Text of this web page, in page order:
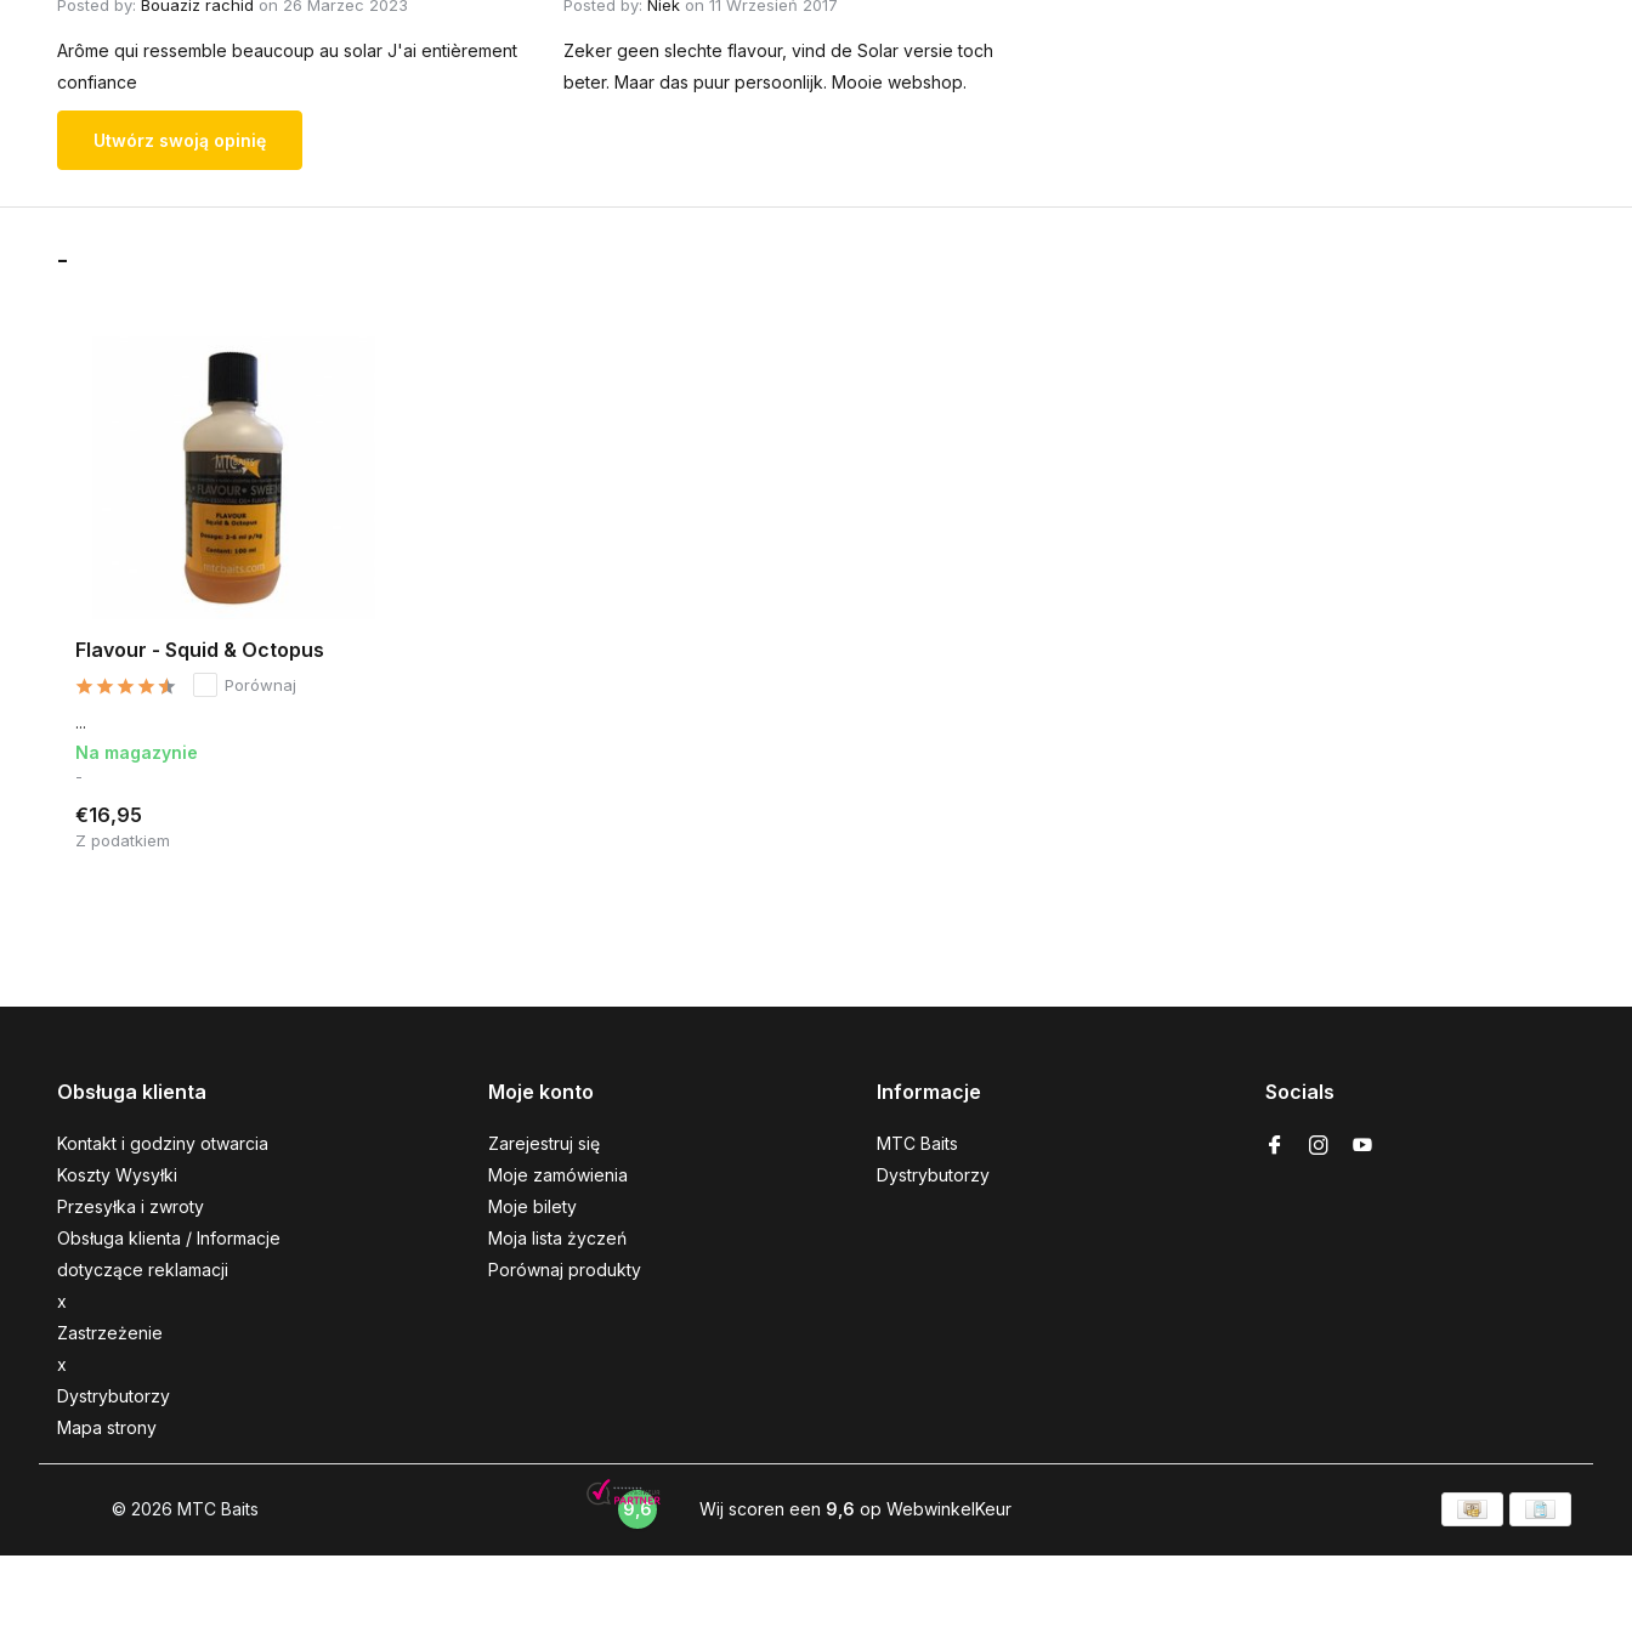
Posted by: Bouaziz rachid on 26 Marzec 2023
Arôme qui ressemble beaucoup au solar J'ai entièrement
confiance
Posted by: Niekon 11 Wrzesień 2017
Zeker geen slechte flavour, vind de Solar versie toch
beter. Maar das puur persoonlijk. Mooie webshop.
Utwórz swoją opinię
-
Flavour - Squid & Octopus
Porównaj
...
Na magazynie
-
€16,95
Z podatkiem
Obsługa klienta
Kontakt i godziny otwarcia
Koszty Wysyłki
Przesyłka i zwroty
Obsługa klienta / Informacje
dotyczące reklamacji
x
Zastrzeżenie
x
Dystrybutorzy
Mapa strony
Moje konto
Zarejestruj się
Moje zamówienia
Moje bilety
Moja lista życzeń
Porównaj produkty
Informacje
MTC Baits
Dystrybutorzy
Socials
© 2026 MTC Baits 9,6 Wij scoren een 9,6 op WebwinkelKeur